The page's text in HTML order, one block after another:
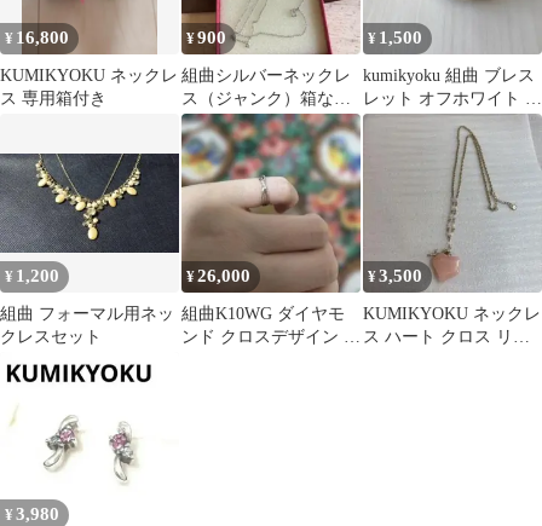
¥ 16,800
KUMIKYOKU ネックレ
ス 専用箱付き
¥900
組曲シルバーネックレ
ス（ジャンク）箱なし
本体のみ！
¥ 1,500
kumikyoku 組曲 ブレス
レット オフホワイト ベ
ージュ 組曲
¥ 1,200
組曲 フォーマル用ネッ
クレスセット
¥26,000
組曲K10WG ダイヤモ
ンド クロスデザイン ピ
¥3,500
KUMIKYOKU ネックレ
ス ハート クロス リン
¥ 3,980